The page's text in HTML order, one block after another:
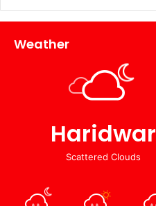
Weather
Haridwar
Scattered Clouds